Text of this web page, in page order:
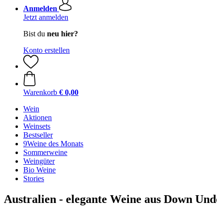
Anmelden
Jetzt anmelden
Bist du neu hier?
Konto erstellen
Warenkorb € 0,00
Wein
Aktionen
Weinsets
Bestseller
9Weine des Monats
Sommerweine
Weingüter
Bio Weine
Stories
Australien - elegante Weine aus Down